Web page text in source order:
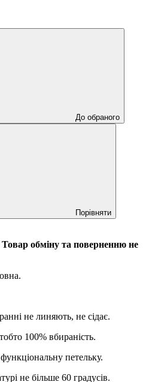
До обраного
Порівняти
Товар обміну та поверненню не
не линяють, не сідає.
100% вбираність.
петельку.
не більше 60 градусів.